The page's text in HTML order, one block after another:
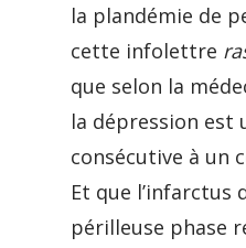
la plandémie de
cette infolettre
que selon la
la dépression est
consécutive à un
Et que l’infarctus
périlleuse phase